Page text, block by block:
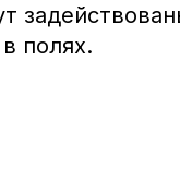
полях.